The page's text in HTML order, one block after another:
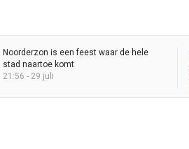
Noorderzon is een feest waar de hele
stad naartoe komt
21:56 - 29 juli